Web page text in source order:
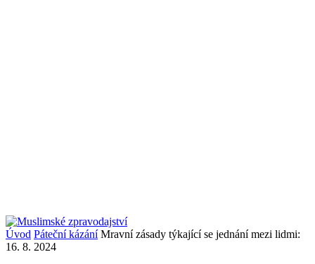
Úvod Páteční kázání Mravní zásady týkající se jednání mezi lidmi:
16. 8. 2024